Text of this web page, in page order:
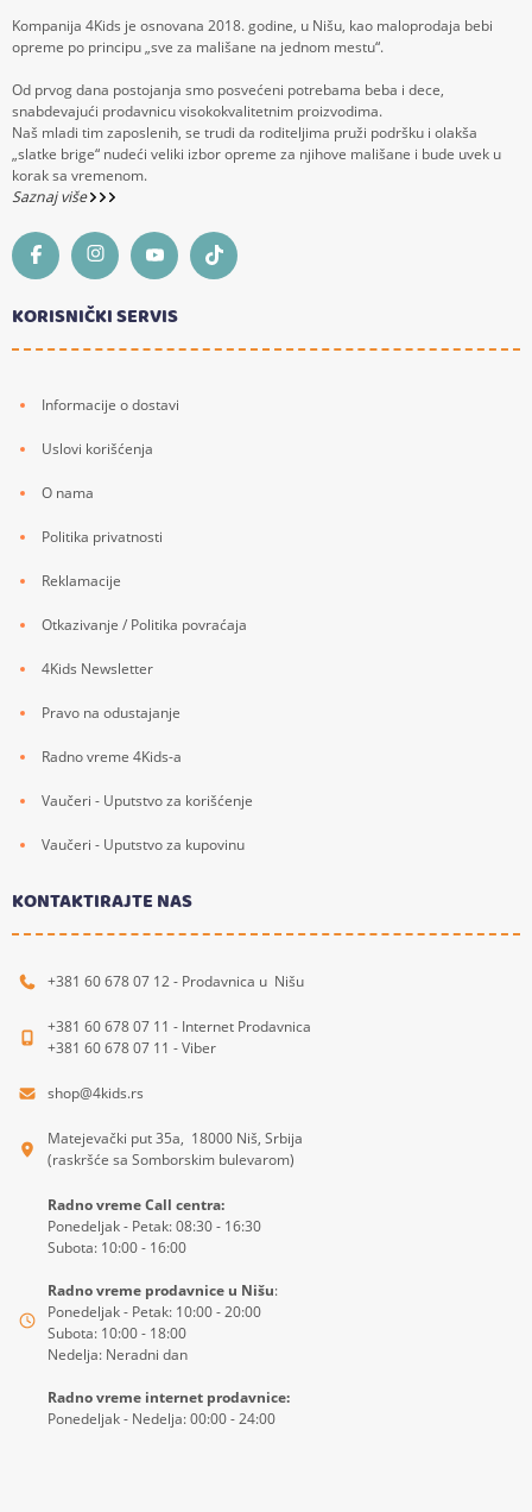
Kompanija 4Kids je osnovana 2018. godine, u Nišu, kao maloprodaja bebi
opreme po principu „sve za mališane na jednom mestu“.
Od prvog dana postojanja smo posvećeni potrebama beba i dece,
snabdevajući prodavnicu visokokvalitetnim proizvodima.
Naš mladi tim zaposlenih, se trudi da roditeljima pruži podršku i olakša
„slatke brige“ nudeći veliki izbor opreme za njihove mališane i bude uvek u
korak sa vremenom.
Saznaj više
KORISNIČKI SERVIS
Informacije o dostavi
Uslovi korišćenja
O nama
Politika privatnosti
Reklamacije
Otkazivanje / Politika povraćaja
4Kids Newsletter
Pravo na odustajanje
Radno vreme 4Kids-a
Vaučeri - Uputstvo za korišćenje
Vaučeri - Uputstvo za kupovinu
KONTAKTIRAJTE NAS
+381 60 678 07 12 - Prodavnica u Nišu
+381 60 678 07 11 - Internet Prodavnica
+381 60 678 07 11 - Viber
shop@4kids.rs
Matejevački put 35a, 18000 Niš, Srbija
(raskršće sa Somborskim bulevarom)
Radno vreme Call centra:
Ponedeljak - Petak: 08:30 - 16:30
Subota: 10:00 - 16:00
Radno vreme prodavnice u Nišu:
Ponedeljak - Petak: 10:00 - 20:00
Subota: 10:00 - 18:00
Nedelja: Neradni dan
Radno vreme internet prodavnice:
Ponedeljak - Nedelja: 00:00 - 24:00